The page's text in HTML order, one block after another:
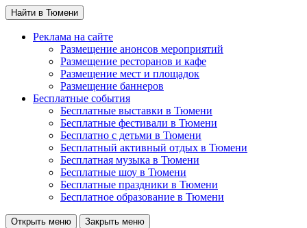
Найти в Тюмени
Реклама на сайте
Размещение анонсов мероприятий
Размещение ресторанов и кафе
Размещение мест и площадок
Размещение баннеров
Бесплатные события
Бесплатные выставки в Тюмени
Бесплатные фестивали в Тюмени
Бесплатно с детьми в Тюмени
Бесплатный активный отдых в Тюмени
Бесплатная музыка в Тюмени
Бесплатные шоу в Тюмени
Бесплатные праздники в Тюмени
Бесплатное образование в Тюмени
Открыть меню Закрыть меню